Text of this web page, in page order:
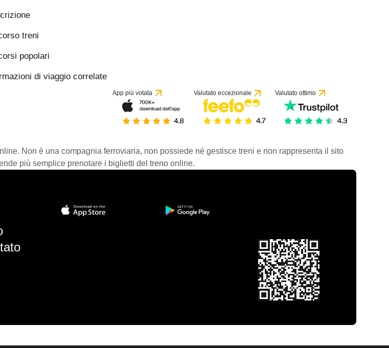
treni
popolari
di viaggio correlate
App più votata Valutato eccezionale Valutato ottimo
Non è una compagnia ferroviaria, non possiede né gestisce treni e non rappresenta il sito
più semplice prenotare i biglietti del treno online.